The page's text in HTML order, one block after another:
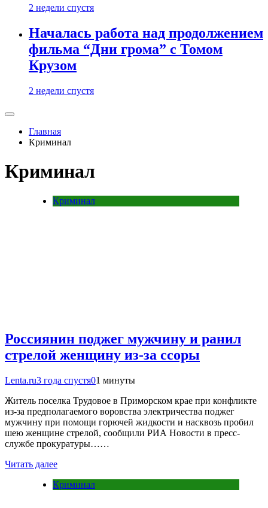
2 недели спустя
Началась работа над продолжением
фильма “Дни грома” с Томом
Крузом
2 недели спустя
Главная
Криминал
Криминал
Криминал
Россиянин поджег мужчину и ранил
стрелой женщину из-за ссоры
Lenta.ru3 года спустя01 минуты
Житель поселка Трудовое в Приморском крае при конфликте
из-за предполагаемого воровства электричества поджег
мужчину при помощи горючей жидкости и насквозь пробил
шею женщине стрелой, сообщили РИА Новости в пресс-
службе прокуратуры……
Читать далее
Криминал